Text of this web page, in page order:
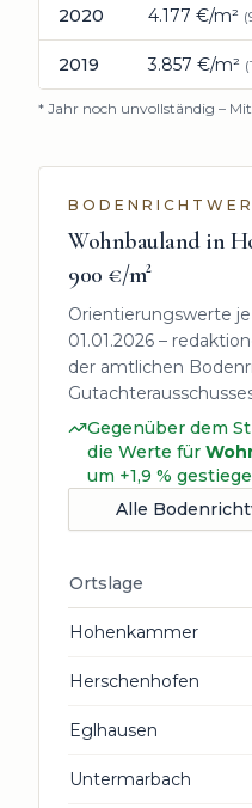
2020 4.177 €/m² (
2019 3.857 €/m² (
* Jahr noch unvollständig –
Wohnbauland in
900 €/m²
Orientierungswerte
01.01.2026 –
der amtlichen
Gegenüber dem
die Werte für
um +1,9 %
Alle
Ortslage
Hohenkammer
Herschenhofen
Eglhausen
Untermarbach